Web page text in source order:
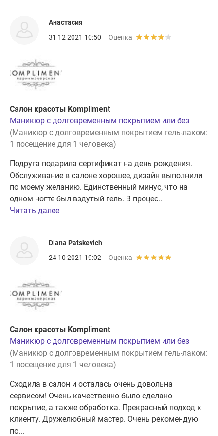
Анастасия
31 12 2021 10:50
Оценка
Салон красоты Kompliment
Маникюр с долговременным покрытием или без
(Маникюр с долговременным покрытием гель-лаком:
1 посещение для 1 человека)
Подруга подарила сертификат на день рождения.
Обслуживание в салоне хорошее, дизайн выполнили
по моему желанию. Единственный минус, что на
одном ногте был вздутый гель. В процес...
Читать далее
Diana Patskevich
24 10 2021 19:02
Оценка
Салон красоты Kompliment
Маникюр с долговременным покрытием или без
(Маникюр с долговременным покрытием гель-лаком:
1 посещение для 1 человека)
Сходила в салон и осталась очень довольна
сервисом! Очень качественно было сделано
покрытие, а также обработка. Прекрасный подход к
клиенту. Дружелюбный мастер. Очень рекомендую
по...